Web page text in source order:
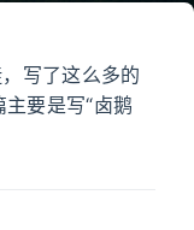
写了这么多的
要是写“卤鹅